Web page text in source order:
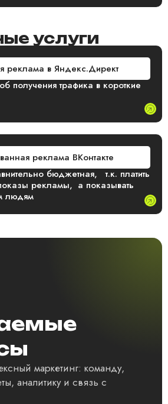
услуги
реклама в Яндекс.Директ
получения трафика в короткие
реклама ВКонтакте
бюджетная, т.к. платить
рекламы, а показывать
людям
маркетинг: команду,
аналитику и связь с